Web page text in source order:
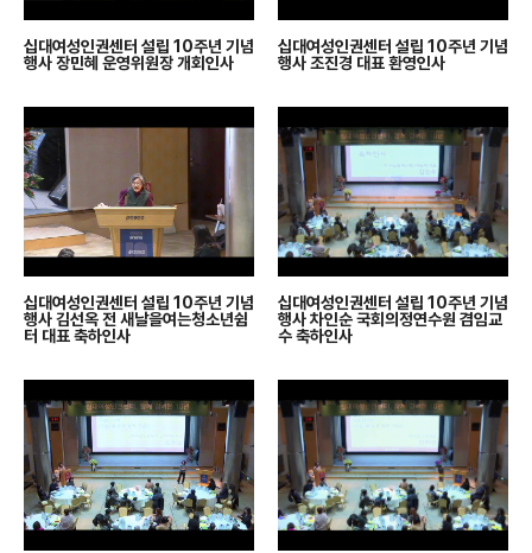
십대여성인권센터 설립 10주년 기념
행사 장민혜 운영위원장 개회인사
십대여성인권센터 설립 10주년 기념
행사 조진경 대표 환영인사
십대여성인권센터 설립 10주년 기념
행사 김선옥 전 새날을여는청소년쉼
터 대표 축하인사
십대여성인권센터 설립 10주년 기념
행사 차인순 국회의정연수원 겸임교
수 축하인사